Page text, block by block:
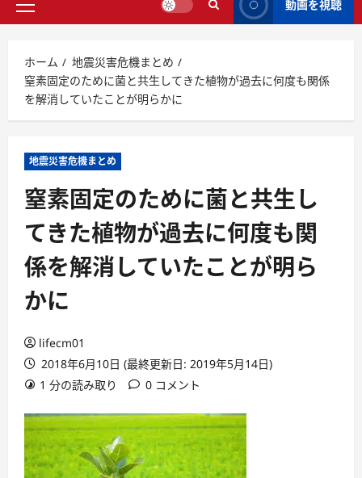
動画を視聴
ホーム
地震災害危機まとめ
窒素固定のために菌と共生してきた植物が過去に何度も関係
を解消していたことが明らかに
地震災害危機まとめ
窒素固定のために菌と共生し
てきた植物が過去に何度も関
係を解消していたことが明ら
かに
lifecm01
2018年6月10日 (最終更新日: 2019年5月14日)
1 分の読み取り
0 コメント